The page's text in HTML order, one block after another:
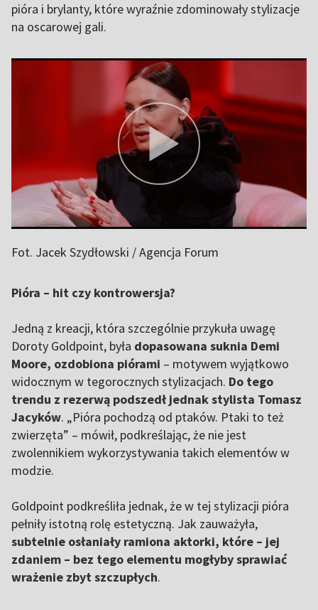
pióra i brylanty, które wyraźnie zdominowały stylizacje
na oscarowej gali.
Fot. Jacek Szydłowski / Agencja Forum
Pióra – hit czy kontrowersja?
Jedną z kreacji, która szczególnie przykuła uwagę
Doroty Goldpoint, była dopasowana suknia Demi
Moore, ozdobiona piórami – motywem wyjątkowo
widocznym w tegorocznych stylizacjach. Do tego
trendu z rezerwą podszedł jednak stylista Tomasz
Jacyków. „Pióra pochodzą od ptaków. Ptaki to też
zwierzęta” – mówił, podkreślając, że nie jest
zwolennikiem wykorzystywania takich elementów w
modzie.
Goldpoint podkreśliła jednak, że w tej stylizacji pióra
pełniły istotną rolę estetyczną. Jak zauważyła,
subtelnie osłaniały ramiona aktorki, które – jej
zdaniem – bez tego elementu mogłyby sprawiać
wrażenie zbyt szczupłych.